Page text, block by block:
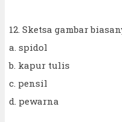
12. Sketsa gambar
a. spidol
b. kapur tulis
c. pensil
d. pewarna